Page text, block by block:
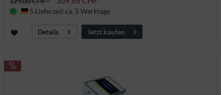
Deutschland
5 Lieferzeit ca. 5 Werktage
Details Jetzt kaufen